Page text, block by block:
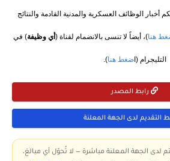
أخبار الوظائف العسكرية والمدنية القادمة والنتائج
هنا)، أيضاً لا تنسى بالانضمام لقناة ( أي وظيفة) في
التليجرام (اضغط هنا).
رابط المصدر
التقديم لدى الجهة المعلنة
لدى الجهة المعلنة مباشرة — لا تُحوّل أي مبالغ،